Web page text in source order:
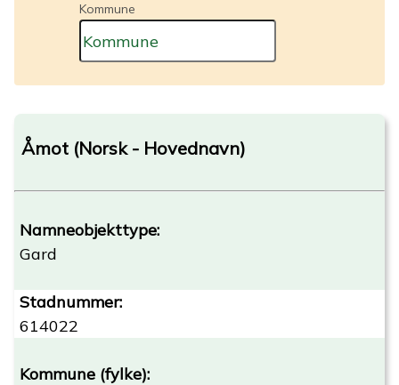
Kommune
Åmot (Norsk - Hovednavn)
Namneobjekttype:
Gard
Stadnummer:
614022
Kommune (fylke):